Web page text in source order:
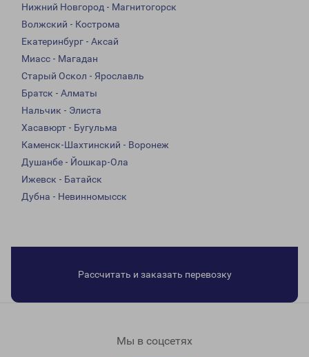
Нижний Новгород - Магнитогорск
Волжский - Кострома
Екатеринбург - Аксай
Миасс - Магадан
Старый Оскол - Ярославль
Братск - Алматы
Нальчик - Элиста
Хасавюрт - Бугульма
Каменск-Шахтинский - Воронеж
Душанбе - Йошкар-Ола
Ижевск - Батайск
Дубна - Невинномысск
Рассчитать и заказать перевозку
Мы в соцсетях